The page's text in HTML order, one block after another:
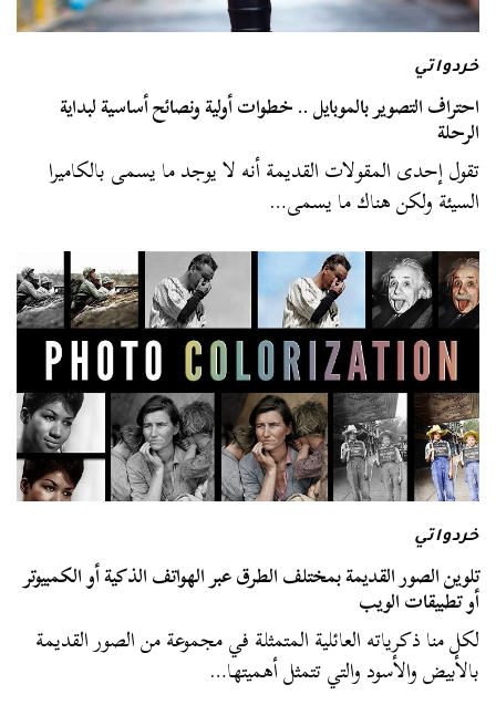
خردواتي
احتراف التصوير بالموبايل .. خطوات أولية ونصائح أساسية لبداية
الرحلة
تقول إحدى المقولات القديمة أنه لا يوجد ما يسمى بالكاميرا
السيئة ولكن هناك ما يسمى…
خردواتي
تلوين الصور القديمة بمختلف الطرق عبر الهواتف الذكية أو الكمبيوتر
أو تطبيقات الويب
لكل منا ذكرياته العائلية المتمثلة في مجموعة من الصور القديمة
بالأبيض والأسود والتي تتمثل أهميتها…